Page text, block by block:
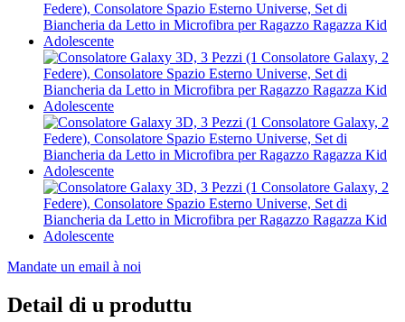
Mandate un email à noi
Detail di u produttu